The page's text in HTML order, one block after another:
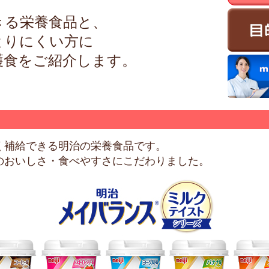
栄養食品と、
にくい方に
をご紹介します。
給できる明治の栄養食品です。
いしさ・食べやすさにこだわりました。